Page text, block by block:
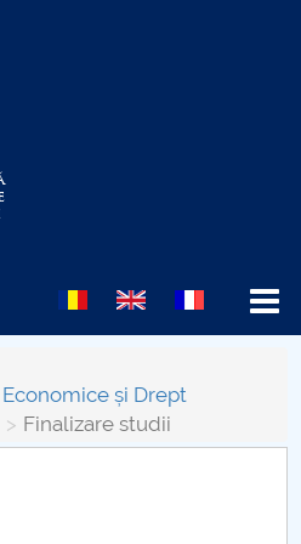
și Drept
Finalizare studii